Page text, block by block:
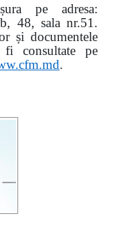
pe adresa:
48, sala nr.51.
și documentele
fi consultate pe
cfm.md.